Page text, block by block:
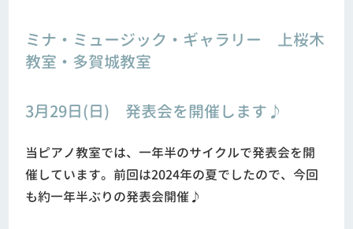
ミナ・ミュージック・ギャラリー 上桜木
教室・多賀城教室
3月29日(日) 発表会を開催します♪
当ピアノ教室では、一年半のサイクルで発表会を開
催しています。前回は2024年の夏でしたので、今回
も約一年半ぶりの発表会開催♪